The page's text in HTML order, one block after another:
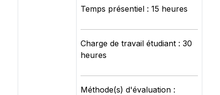
Temps présentiel : 15 heures
Charge de travail étudiant : 30
heures
Méthode(s) d'évaluation :